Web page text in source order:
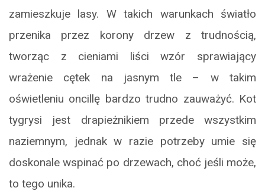
zamieszkuje lasy. W takich warunkach światło
przenika przez korony drzew z trudnością,
tworząc z cieniami liści wzór sprawiający
wrażenie cętek na jasnym tle – w takim
oświetleniu oncillę bardzo trudno zauważyć. Kot
tygrysi jest drapieżnikiem przede wszystkim
naziemnym, jednak w razie potrzeby umie się
doskonale wspinać po drzewach, choć jeśli może,
to tego unika.